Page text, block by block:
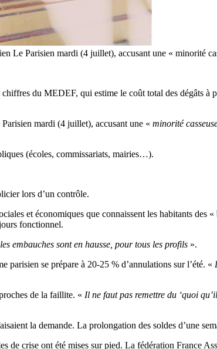
Le Parisien mardi (4 juillet), accusant une « minorité
du MEDEF, qui estime le coût total des dégâts à
mardi (4 juillet), accusant une « minorité
(écoles, commissariats, mairies…).
lors d’un contrôle.
et économiques que connaissent les habitants des
fonctionnel.
embauches sont en hausse, pour tous les profils ».
parisien se prépare à 20-25 % d’annulations sur l’été. «
de la faillite. « Il ne faut pas remettre du ‘quoi
la demande. La prolongation des soldes d’une
de crise ont été mises sur pied. La fédération France